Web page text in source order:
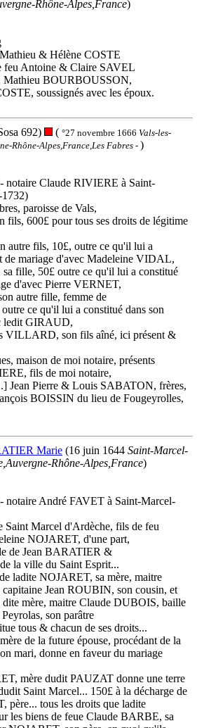
Rhône-Alpes,France)
& Hélène COSTE
Antoine & Claire SAVEL
Mathieu BOURBOUSSON,
soussignés avec les époux.
692) ( °27 novembre 1666 Vals-les-
Rhône-Alpes,France,Les Fabres - )
notaire Claude RIVIERE à Saint-
1732)
paroisse de Vals,
600£ pour tous ses droits de légitime
fils, 10£, outre ce qu'il lui a
de mariage d'avec Madeleine VIDAL,
fille, 50£ outre ce qu'il lui a constitué
d'avec Pierre VERNET,
autre fille, femme de
ce qu'il lui a constitué dans son
ledit GIRAUD,
VILLARD, son fils aîné, ici présent &
maison de moi notaire, présents
fils de moi notaire,
Jean Pierre & Louis SABATON, frères,
BOISSIN du lieu de Fougeyrolles,
Marie (16 juin 1644 Saint-Marcel-
Rhône-Alpes,France)
notaire André FAVET à Saint-Marcel-
Saint Marcel d'Ardèche, fils de feu
NOJARET, d'une part,
de Jean BARATIER &
la ville du Saint Esprit...
ladite NOJARET, sa mère, maitre
Jean ROUBIN, son cousin, et
dite mère, maitre Claude DUBOIS, baille
son parâtre
tous & chacun de ses droits...
de la future épouse, procédant de la
mari, donne en faveur du mariage
mère dudit PAUZAT donne une terre
Saint Marcel... 150£ à la décharge de
père... tous les droits que ladite
les biens de feue Claude BARBE, sa